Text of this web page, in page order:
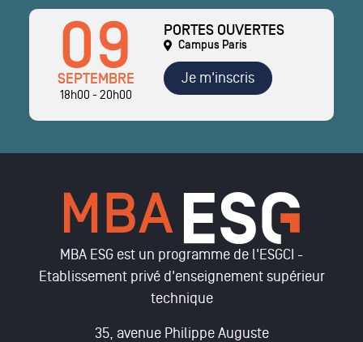
09
SEPTEMBRE
18h00 - 20h00
PORTES OUVERTES
Campus Paris
Je m'inscris
MBA ESG est un programme de l'ESGCI -
Etablissement privé d'enseignement supérieur
technique
35, avenue Philippe Auguste